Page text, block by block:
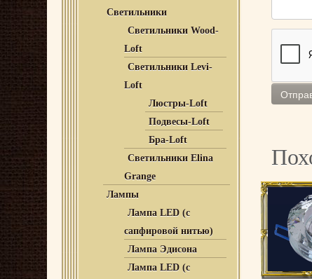
Светильники
Светильники Wood-
Loft
Светильники Levi-
Loft
Люстры-Loft
Подвесы-Loft
Бра-Loft
Светильники Elina
Grange
Лампы
Лампа LED (с
сапфировой нитью)
Лампа Эдисона
Лампа LED (с